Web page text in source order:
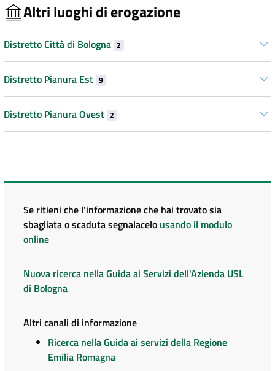
Altri luoghi di erogazione
Distretto Città di Bologna 2
Distretto Pianura Est 9
Distretto Pianura Ovest 2
Se ritieni che l'informazione che hai trovato sia
sbagliata o scaduta segnalacelo usando il modulo
online
Nuova ricerca nella Guida ai Servizi dell'Azienda USL
di Bologna
Altri canali di informazione
Ricerca nella Guida ai servizi della Regione
Emilia Romagna